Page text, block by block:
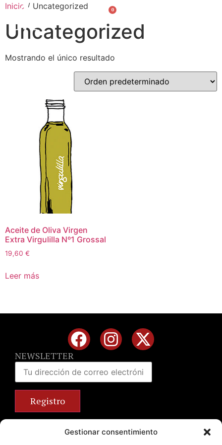
Gestionar consentimiento
0
Inicio / Uncategorized
Uncategorized
Mostrando el único resultado
Aceite de Oliva Virgen
Extra Virgulilla Nº1 Grossal
19,60 €
Leer más
NEWSLETTER
+34 963 672 314